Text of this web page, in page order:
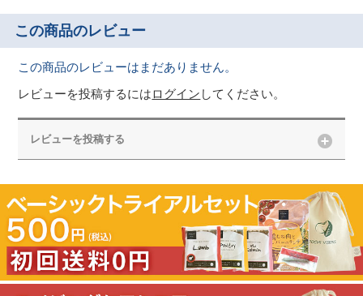
この商品のレビュー
この商品のレビューはまだありません。
レビューを投稿するにはログイン してください。
レビューを投稿する